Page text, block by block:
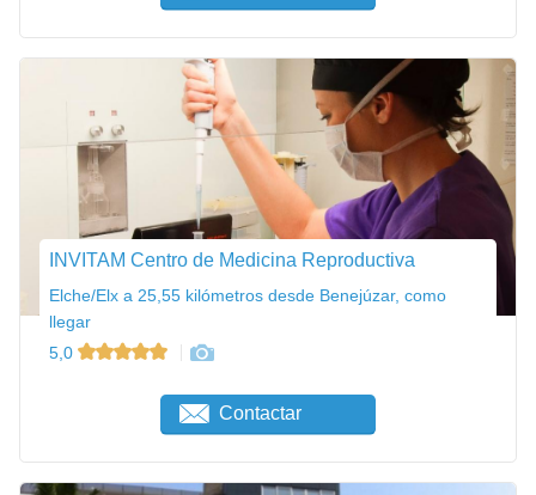
INVITAM Centro de Medicina Reproductiva
Elche/Elx a 25,55 kilómetros desde Benejúzar, como
llegar
5,0
Contactar